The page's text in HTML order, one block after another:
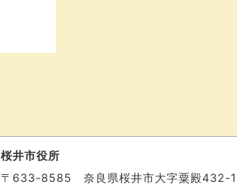
桜井市役所
〒633-8585 奈良県桜井市大字粟殿432-1